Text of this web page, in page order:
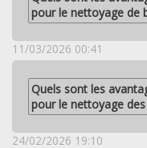
pour le nettoyage de
11/03/2026 00:41
Quels sont les
pour le nettoyage
24/02/2026 19:10